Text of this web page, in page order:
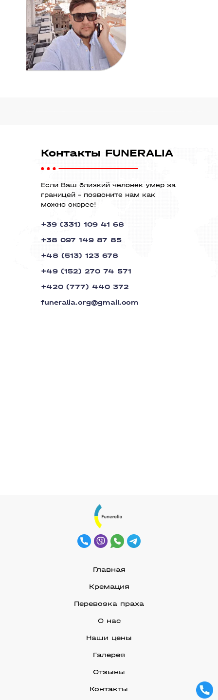
Контакты FUNERALIA
Если Ваш близкий человек умер за
границей - позвоните нам как
можно скорее!
+39 (331) 109 41 68
+38 097 149 87 85
funeralia.org@gmail.com
+48 (513) 123 678
+49 (152) 270 74 571
+420 (777) 440 372
Главная
Кремация
Перевозка праха
Наши цены
О нас
Галерея
Отзывы
Контакты